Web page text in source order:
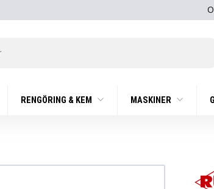
RENGÖRING & KEM MASKINER